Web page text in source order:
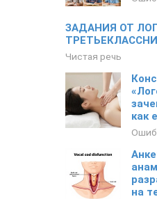
ЗАДАНИЯ ОТ
Чистая речь
как
на